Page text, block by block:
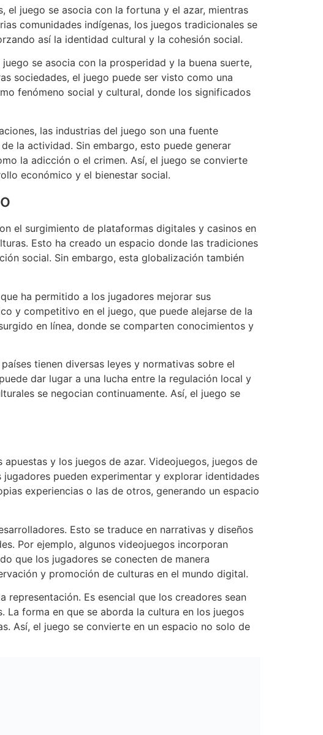
el juego se asocia con la fortuna y el azar, mientras
comunidades indígenas, los juegos tradicionales se
así la identidad cultural y la cohesión social.
se asocia con la prosperidad y la buena suerte,
sociedades, el juego puede ser visto como una
fenómeno social y cultural, donde los significados
las industrias del juego son una fuente
la actividad. Sin embargo, esto puede generar
la adicción o el crimen. Así, el juego se convierte
económico y el bienestar social.
el surgimiento de plataformas digitales y casinos en
Esto ha creado un espacio donde las tradiciones
social. Sin embargo, esta globalización también
ha permitido a los jugadores mejorar sus
y competitivo en el juego, que puede alejarse de la
en línea, donde se comparten conocimientos y
tienen diversas leyes y normativas sobre el
dar lugar a una lucha entre la regulación local y
se negocian continuamente. Así, el juego se
y los juegos de azar. Videojuegos, juegos de
pueden experimentar y explorar identidades
experiencias o las de otros, generando un espacio
Esto se traduce en narrativas y diseños
Por ejemplo, algunos videojuegos incorporan
que los jugadores se conecten de manera
y promoción de culturas en el mundo digital.
Es esencial que los creadores sean
La forma en que se aborda la cultura en los juegos
Así, el juego se convierte en un espacio no solo de